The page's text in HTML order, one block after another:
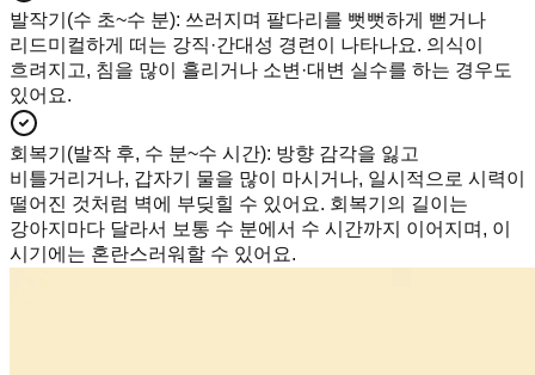
발작기(수 초~수 분): 쓰러지며 팔다리를 뻣뻣하게 뻗거나
리드미컬하게 떠는 강직·간대성 경련이 나타나요. 의식이
흐려지고, 침을 많이 흘리거나 소변·대변 실수를 하는 경우도
있어요.
회복기(발작 후, 수 분~수 시간): 방향 감각을 잃고
비틀거리거나, 갑자기 물을 많이 마시거나, 일시적으로 시력이
떨어진 것처럼 벽에 부딪힐 수 있어요. 회복기의 길이는
강아지마다 달라서 보통 수 분에서 수 시간까지 이어지며, 이
시기에는 혼란스러워할 수 있어요.